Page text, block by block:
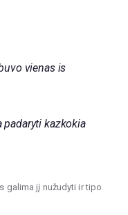
vienas is
padaryti kazkokia
galima jį nužudyti ir tipo